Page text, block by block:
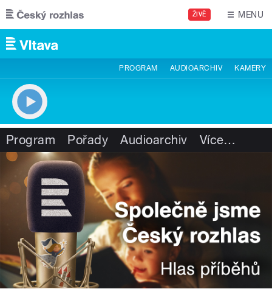
Přejít k hlavnímu obsahu
ŽIVĚ MENU
PROGRAM AUDIOARCHIV KAMERY
Program Pořady Audioarchiv Více…